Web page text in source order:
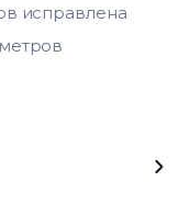
исправлена